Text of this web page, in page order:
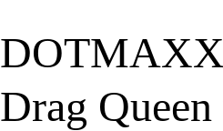
Drag